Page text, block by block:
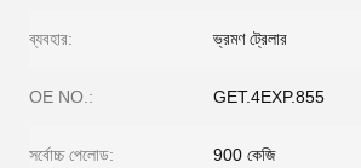
ব্যবহার: ভ্রমণ ট্রেলার
OE NO.: GET.4EXP.855
সর্বোচ্চ পেলোড: 900 কেজি